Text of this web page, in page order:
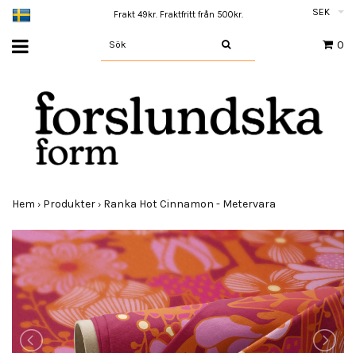
Frakt 49kr. Fraktfritt från 500kr. SEK
0
Hem › Produkter › Ranka Hot Cinnamon - Metervara